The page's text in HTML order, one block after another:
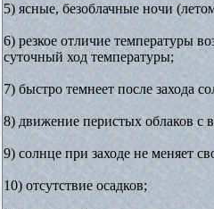
5) ясные, безоблачные ночи
6) резкое отличие температуры
суточный ход температуры;
7) быстро темнеет после захода
8) движение перистых облаков с
9) солнце при заходе не меняет
10) отсутствие осадков;